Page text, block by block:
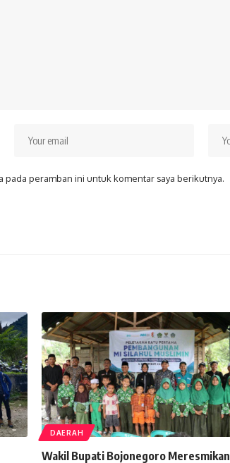
pada peramban ini untuk komentar saya berikutnya.
DAERAH
Wakil Bupati Bojonegoro Meresmikan